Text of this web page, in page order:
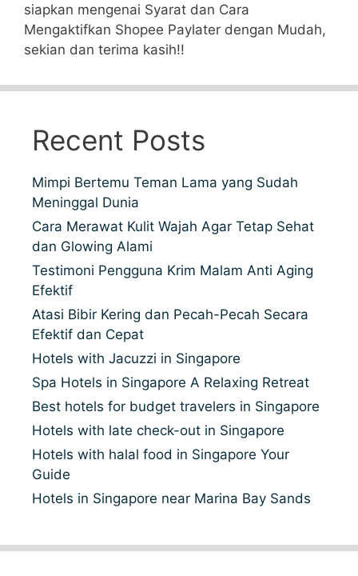
siapkan mengenai Syarat dan Cara
Mengaktifkan Shopee Paylater dengan Mudah,
sekian dan terima kasih!!
Recent Posts
Mimpi Bertemu Teman Lama yang Sudah
Meninggal Dunia
Cara Merawat Kulit Wajah Agar Tetap Sehat
dan Glowing Alami
Testimoni Pengguna Krim Malam Anti Aging
Efektif
Atasi Bibir Kering dan Pecah-Pecah Secara
Efektif dan Cepat
Hotels with Jacuzzi in Singapore
Spa Hotels in Singapore A Relaxing Retreat
Best hotels for budget travelers in Singapore
Hotels with late check-out in Singapore
Hotels with halal food in Singapore Your
Guide
Hotels in Singapore near Marina Bay Sands